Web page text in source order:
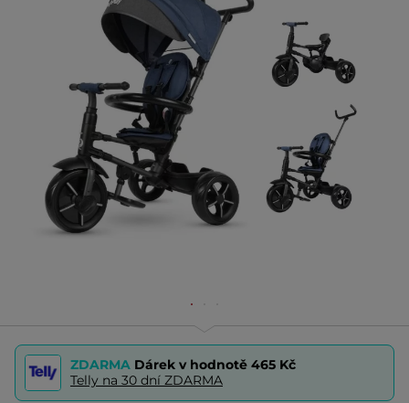
ZDARMA Dárek v hodnotě 465 Kč
Telly na 30 dní ZDARMA